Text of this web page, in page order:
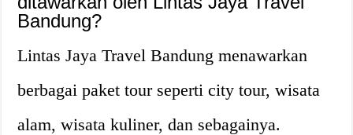
Bandung?
Lintas Jaya Travel Bandung menawarkan
berbagai paket tour seperti city tour, wisata
alam, wisata kuliner, dan sebagainya.